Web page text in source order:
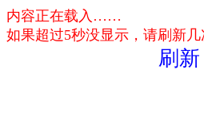
内容正在载入……
如果超过5秒没显示，请刷新
刷新